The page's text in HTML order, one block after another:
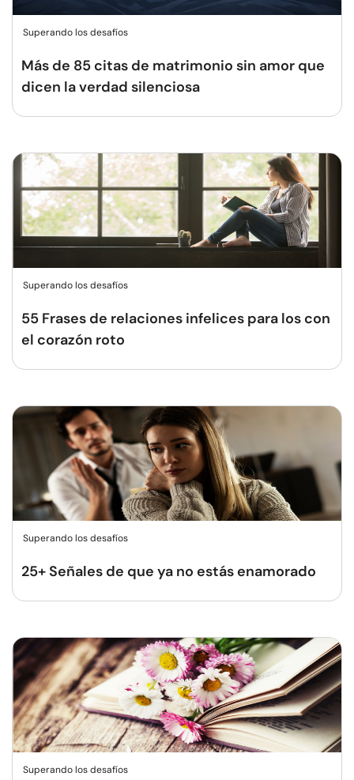
Superando los desafíos
Más de 85 citas de matrimonio sin amor que
dicen la verdad silenciosa
Superando los desafíos
55 Frases de relaciones infelices para los con
el corazón roto
Superando los desafíos
25+ Señales de que ya no estás enamorado
Superando los desafíos